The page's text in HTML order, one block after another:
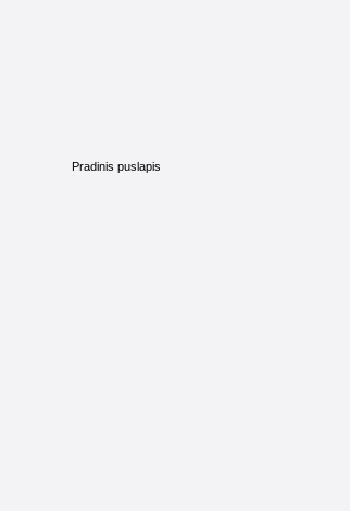
Pradinis puslapis